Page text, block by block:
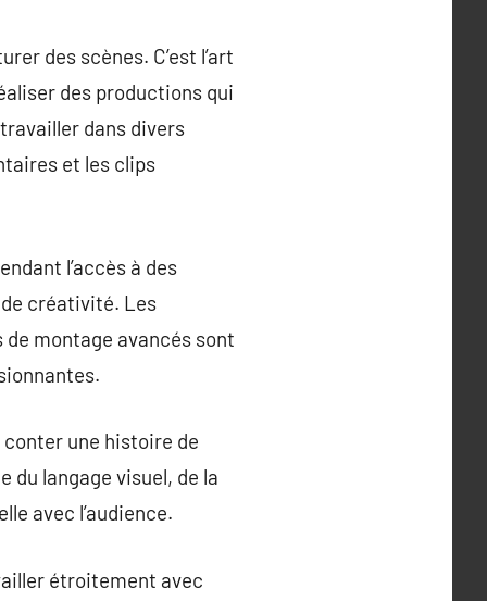
des scènes. C’est l’art
des productions qui
dans divers
et les clips
l’accès à des
créativité. Les
montage avancés sont
une histoire de
du langage visuel, de la
avec l’audience.
étroitement avec